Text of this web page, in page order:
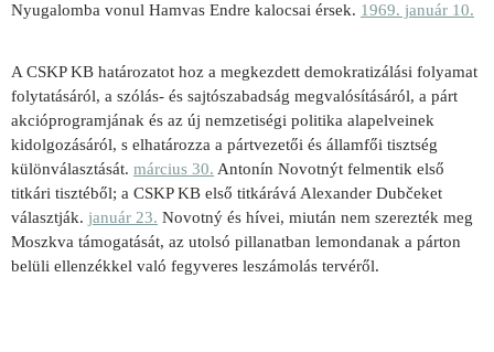
Nyugalomba vonul Hamvas Endre kalocsai érsek. 1969. január 10.
A CSKP KB határozatot hoz a megkezdett demokratizálási folyamat
folytatásáról, a szólás- és sajtószabadság megvalósításáról, a párt
akcióprogramjának és az új nemzetiségi politika alapelveinek
kidolgozásáról, s elhatározza a pártvezetői és államfői tisztség
különválasztását. március 30. Antonín Novotnýt felmentik első
titkári tisztéből; a CSKP KB első titkárává Alexander Dubčeket
választják. január 23. Novotný és hívei, miután nem szerezték meg
Moszkva támogatását, az utolsó pillanatban lemondanak a párton
belüli ellenzékkel való fegyveres leszámolás tervéről.